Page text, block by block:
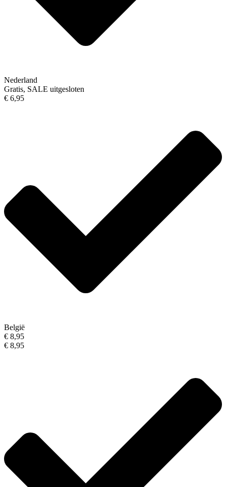
Nederland
Gratis, SALE uitgesloten
€ 6,95
België
€ 8,95
€ 8,95